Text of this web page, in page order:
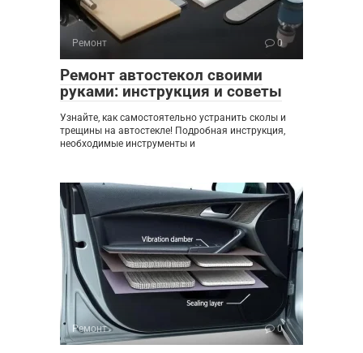
Ремонт 0
Ремонт автостекол своими
руками: инструкция и советы
Узнайте, как самостоятельно устранить сколы и
трещины на автостекле! Подробная инструкция,
необходимые инструменты и
Ремонт 0